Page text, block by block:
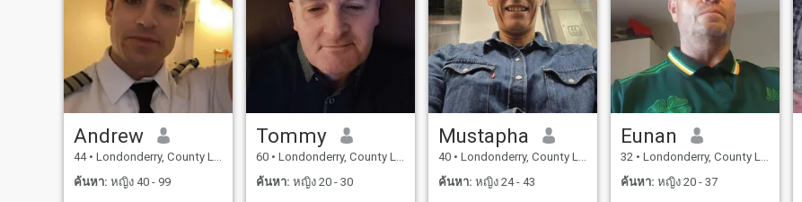
สนใจอดีตแต่อนาคต
Andrew
44 • Londonderry, County Londonderry, อังกฤษ
ค้นหา: หญิง 40 - 99
Tommy
60 • Londonderry, County Londonderry, อังกฤษ
ค้นหา: หญิง 20 - 30
Mustapha
40 • Londonderry, County Londonderry, อังกฤษ
ค้นหา: หญิง 24 - 43
Eunan
32 • Londonderry, County Londonderry, อังกฤษ
ค้นหา: หญิง 20 - 37